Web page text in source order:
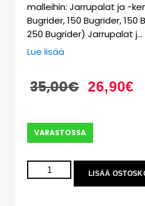
malleihin: Jarrupalat ja -
Bugrider, 150 Bugrider, 150
250 Bugrider) Jarrupalat j…
Lue lisää
35,00€ 26,90€
VARASTOSSA
LISÄÄ